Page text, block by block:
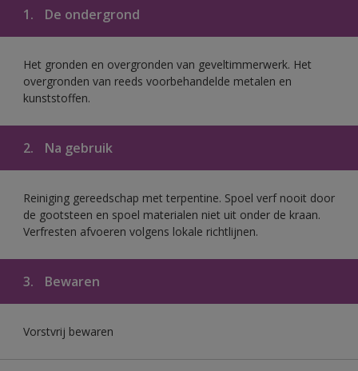
1. De ondergrond
Het gronden en overgronden van geveltimmerwerk. Het
overgronden van reeds voorbehandelde metalen en
kunststoffen.
2. Na gebruik
Reiniging gereedschap met terpentine. Spoel verf nooit door
de gootsteen en spoel materialen niet uit onder de kraan.
Verfresten afvoeren volgens lokale richtlijnen.
3. Bewaren
Vorstvrij bewaren